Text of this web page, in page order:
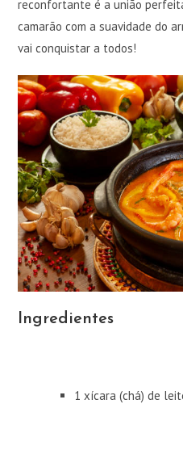
reconfortante é a união
camarão com a suavidade do
vai conquistar a todos!
Ingredientes
1 xícara (chá) de